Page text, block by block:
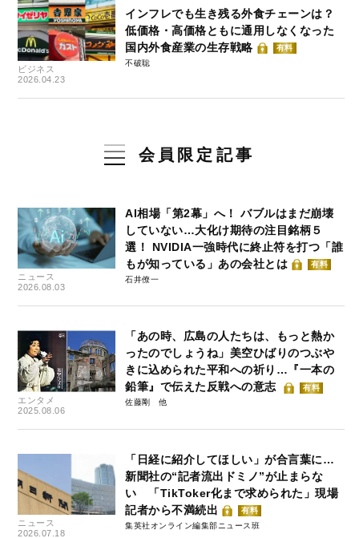
ビジネス
2026.04.23
インフレでも生き残る外食チェーンは？
低価格・高価格ともに通用しなくなった
国内外食産業の生存戦略
有料
不破聡
会員限定記事
ニュース
2026.08.03
AI相場「第2幕」へ！ バブルはまだ崩壊
していない…大化け期待の注目銘柄５
選！ NVIDIA一強時代に終止符を打つ「誰
もが知っている」あの会社とは
有料
石井僚一
エンタメ
2025.08.06
「あの時、広島の人たちは、もっと熱か
ったのでしょうね」美空ひばりのつぶや
きに込められた平和への祈り…『一本の
鉛筆』で伝えた反戦への意志
有料
佐藤剛
ニュース
2026.07.18
「日経に紹介してほしい」が合言葉に…
新聞社の“記者流出ドミノ”が止まらな
い 「TikToker化まで求められた」現場
記者から不満続出
有料
集英社オンライン編集部ニュース班